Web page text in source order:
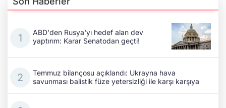
ABD'den Rusya'yı hedef alan dev
yaptırım: Karar Senatodan geçti!
Temmuz bilançosu açıklandı: Ukrayna hava
savunması balistik füze yetersizliği ile karşı karşıya